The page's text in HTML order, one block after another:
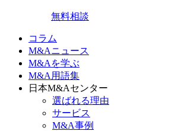
無料相談
コラム
M&Aニュース
M&Aを学ぶ
M&A用語集
日本M&Aセンター
選ばれる理由
サービス
M&A事例